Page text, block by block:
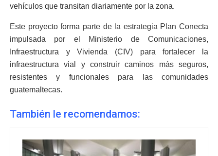
vehículos que transitan diariamente por la zona.
Este proyecto forma parte de la estrategia Plan Conecta
impulsada por el Ministerio de Comunicaciones,
Infraestructura y Vivienda (CIV) para fortalecer la
infraestructura vial y construir caminos más seguros,
resistentes y funcionales para las comunidades
guatemaltecas.
También le recomendamos: